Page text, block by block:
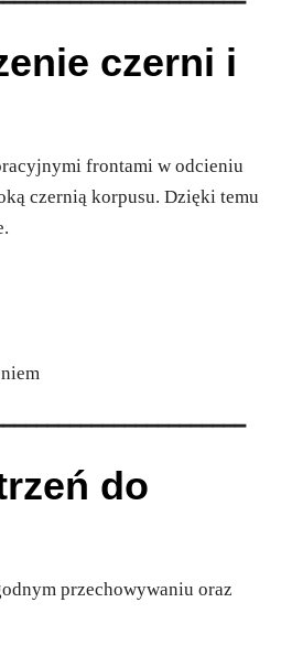
czerni i
frontami w odcieniu
czernią korpusu. Dzięki temu
do
przechowywaniu oraz